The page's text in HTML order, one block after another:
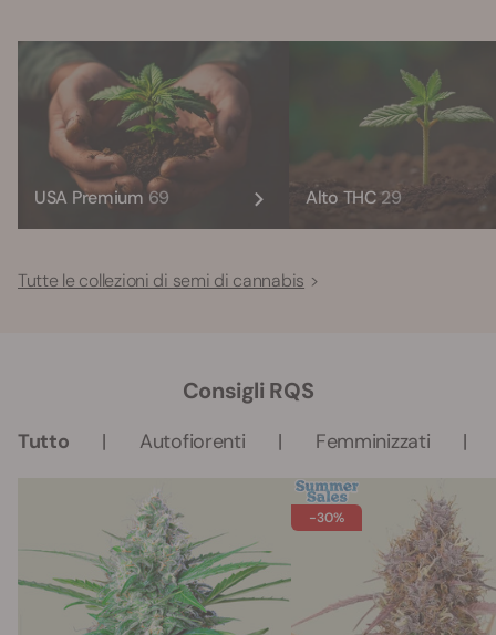
Tutte le collezioni di semi di cannabis
USA Premium 69 Alto THC29
Consigli RQS
Tutto Autofiorenti Femminizzati
-30%